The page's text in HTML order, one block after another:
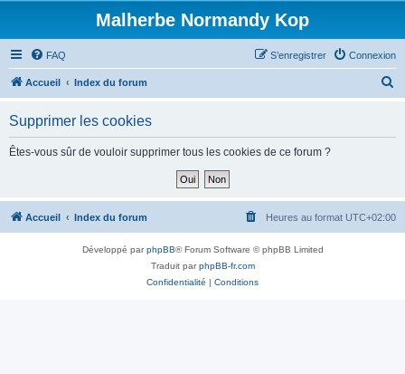
Malherbe Normandy Kop
FAQ Connexion
S’enregistrer
Accueil Index du forum
h
Supprimer les cookies
Êtes-vous sûr de vouloir supprimer tous les cookies de ce forum ?
Accueil Index du forum Heures au format UTC+02:00
Développé parphpBB® Forum Software © phpBB Limited
Traduit parphpBB-fr.com
Confidentialité | Conditions